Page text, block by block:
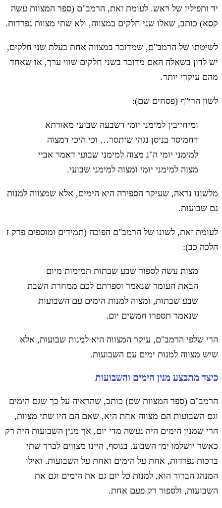
יד ותפילין של ראש. לעומת זאת, הרמב"ם (ספר המצוות עשה
קסא) כותב, שאלו שני חלקים במצווה, ולא שתי מצוות נפרדות.
לשיטתו של הרמב"ם, שמדובר במצווה אחת בעלת שני חלקים,
יש לדון בשאלה האם מדובר בשני חלקים שווי ערך, או שאחד
מהם עיקרי יותר.
לשון הרי"ף (פסחים שם):
ומיחייבין למימני יומי דשבעה שבועי מאורתא
דחמיסר בניסן נגהי שיתסר… וכי היכי דמצוה
למימני יומי ה"נ מצוה למימני שבועי דאמר אביי
מצוה למימני יומי ומצוה למימני שבועי.
מלשונו נראה, שעיקר הספירה היא הימים, אלא שמצווה למנות
גם שבועות.
לעומת זאת, לשונו של הרמב"ם הפוכה (תמידים ומוספים פרק ז
הלכה כב):
מצות עשה לספור שבע שבתות תמימות מיום
הבאת העומר שנאמר וספרתם לכם ממחרת השבת
שבע שבתות, ומצוה למנות הימים עם השבועות
שנאמר תספרו חמשים יום.
הרי שלפי הרמב"ם, עיקר המצווה היא למנות שבועות, אלא
שיש מצווה למנות ימים עם השבועות.
כיצד מתבצע מנין הימים והשבועות
הרמב"ם (ספר המצוות שם) כותב, שהראיה על כך שגם הימים
וגם השבועות הם מצווה אחת היא, שאם הם היו שתי מצוות,
הרי שמנין הימים היה נעשה מדי יום, אך מנין השבועות היה רק
כאשר יושלמו ימי השבוע. בנוסף, היינו מצווים לברך שתי
ברכות נפרדות, אחת על הימים ואחת על השבועות. ואילו
המנהג הברור הוא, למנות כל יום גם את הימים וגם את
השבועות, ולספור רק פעם אחת.